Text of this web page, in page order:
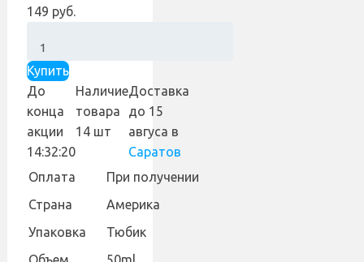
149 руб.
Купить
До
конца
акции
14:32:19
Наличие
товара
14 шт
Доставка
до 15
авгуса в
Саратов
Оплата
При получении
Страна
Америка
Упаковка
Тюбик